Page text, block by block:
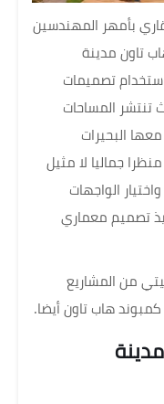
بأمهر المهندسين
تاون مدينة
استخدام تصميمات
تنتشر المساحات
البحيرات
جماليا لا مثيل
الواجهات
تصميم معماري
من المشاريع
هاب تاون أيضا.